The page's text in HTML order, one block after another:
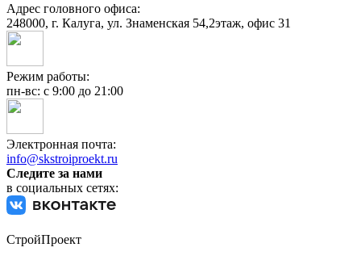
Адрес головного офиса:
248000, г. Калуга, ул. Знаменская 54,2этаж, офис 31
Режим работы:
пн-вс: с 9:00 до 21:00
Электронная почта:
info@skstroiproekt.ru
Следите за нами
в социальных сетях:
СтройПроект